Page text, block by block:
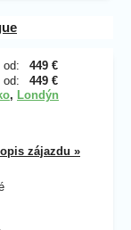
od:
449 €
od:
449 €
, Londýn
zájazdu »